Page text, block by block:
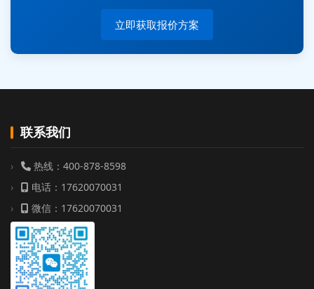
周总 136****0539 35分钟前提交机器人测试需求
立即获取报价方案
联系我们
热线：400-878-8598
电话：17620070031
微信：17620070031